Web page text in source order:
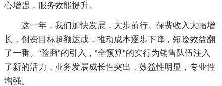
心增强，服务效能提升。
这一年，我们加快发展，大步前行。保费收入大幅增
长，创费目标超额达成，推动成本逐步下降，短险效益翻
了一番。“险商”的引入，“全预算”的实行为销售队伍注入
了新的活力，业务发展成长性突出，效益性明显，专业性
增强。